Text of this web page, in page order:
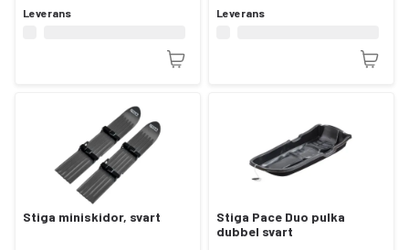
Leverans Leverans
Stiga miniskidor, svart
Stiga Pace Duo pulka
dubbel svart